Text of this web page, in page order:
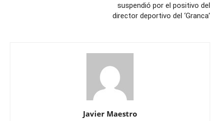
suspendió por el positivo del
director deportivo del ‘Granca’
Javier Maestro